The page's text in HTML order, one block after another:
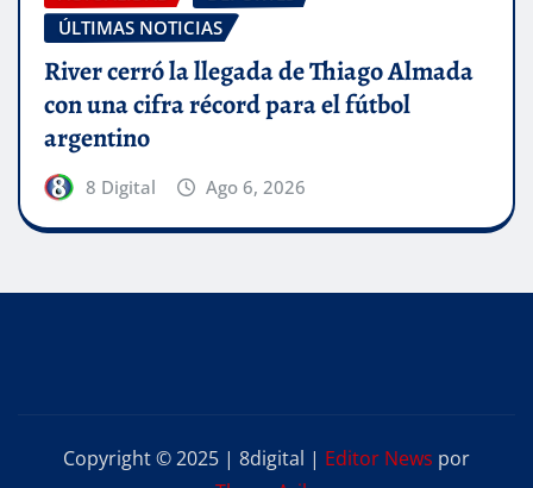
ÚLTIMAS NOTICIAS
River cerró la llegada de Thiago Almada
con una cifra récord para el fútbol
argentino
8 Digital Ago 6, 2026
Copyright © 2025 | 8digital | Editor News por